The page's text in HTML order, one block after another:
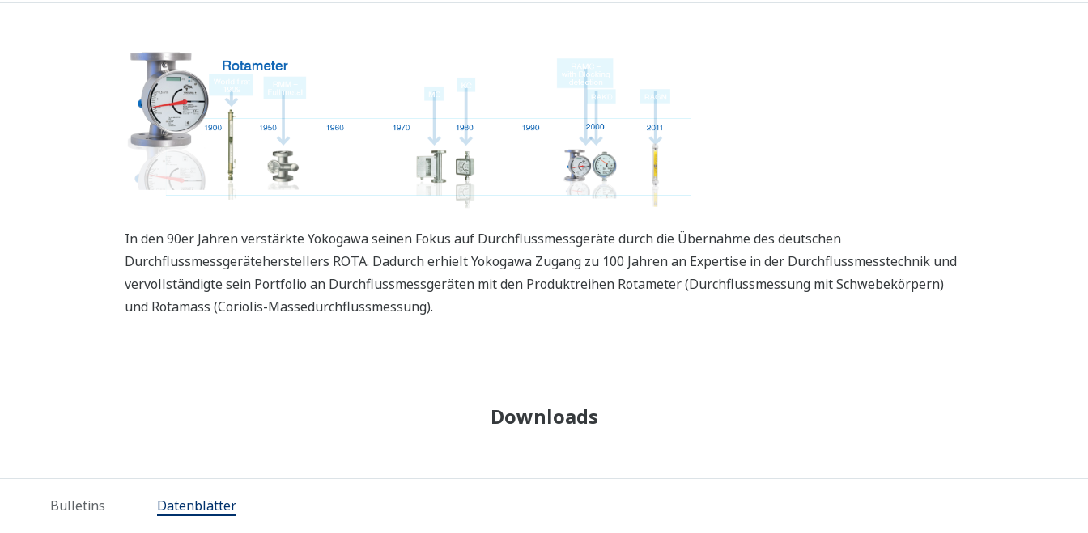
In den 90er Jahren verstärkte Yokogawa seinen Fokus auf Durchflussmessgeräte durch die Übernahme des deutschen
Durchflussmessgeräteherstellers ROTA. Dadurch erhielt Yokogawa Zugang zu 100 Jahren an Expertise in der Durchflussmesstechnik und
vervollständigte sein Portfolio an Durchflussmessgeräten mit den Produktreihen Rotameter (Durchflussmessung mit Schwebekörpern)
und Rotamass (Coriolis-Massedurchflussmessung).
Downloads
Bulletins Datenblätter